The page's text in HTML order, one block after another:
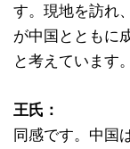
す。現地を訪れ
が中国とともに
と考えています。
王氏：
同感です。中国